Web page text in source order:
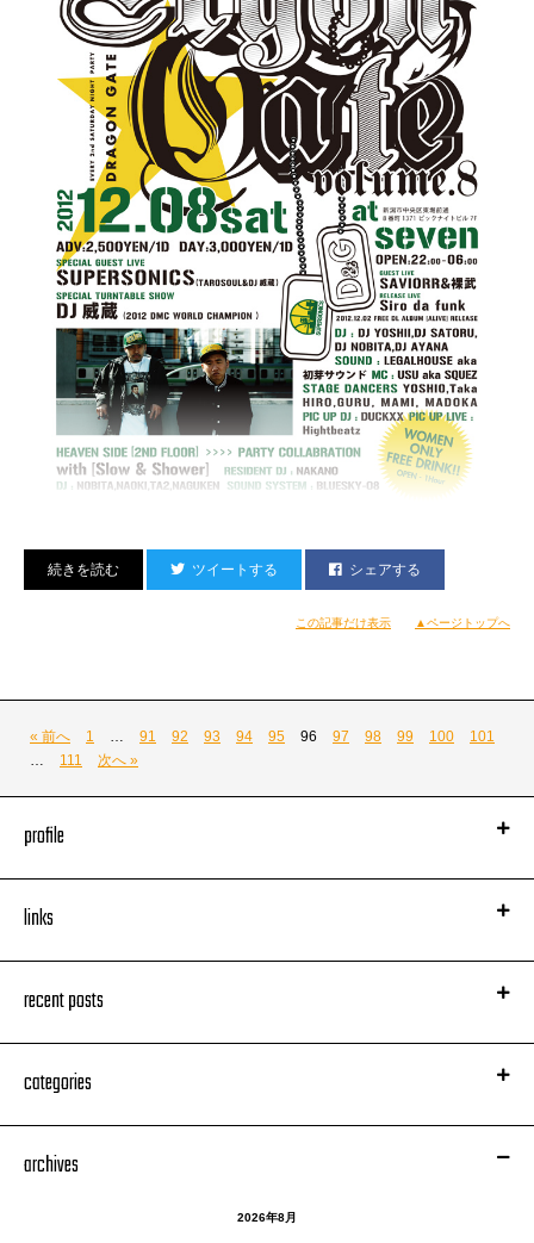
TARO SOUL
DJ 威蔵 (2012 DMC WORLD CHAMPION)
■RESIDENT DJ■
DJ TAMA a.k.a. SPC FINEST
DJ STEEL from 5CRU
DJ RONA from Crown Bee ENT.
DJ TAKATO from 5CRU
DJ TAKUTO from MAKE ME RECORDS
■SOUND■
TEK from REALIZE
■LIVE■
韻牙ランド
interaction MC’s
McBROVAS
■DANCE■
Nica
※ACIDROOMでは20歳未満の方の入場はお断りしています‼
持ち下さい‼
札幌市中央区南4条西6丁目 札幌タイキビル地下3階
■前売り 2,500円 with 1DRINK
■当日 3,000円 with 1DRINK
MAIN SIDE
■SPECIAL GUEST LIVE SUPERSONICS(TAROSOUL&DJ 威蔵)
■SPECIAL TURNTABLE SHOW DJ 威蔵 (2012 DMC WORLD
■GUEST LIVE SAVIORR&裸武
■DJ YOSHII,SATORU,NOBITA,AYANA
■STAGE DANCERS YOSHIO,TakaH1RO,GURU, MAMI, MADOKA
Party collaboration meets Slow & Shower
ツイートする シェアする
この記事だけ表示 ▲ページトップへ
« 前へ 1 91 92 93 94 95 96 97 98 99 100
101
111 次へ »
profile
links
recent posts
categories
archives
2026年8月